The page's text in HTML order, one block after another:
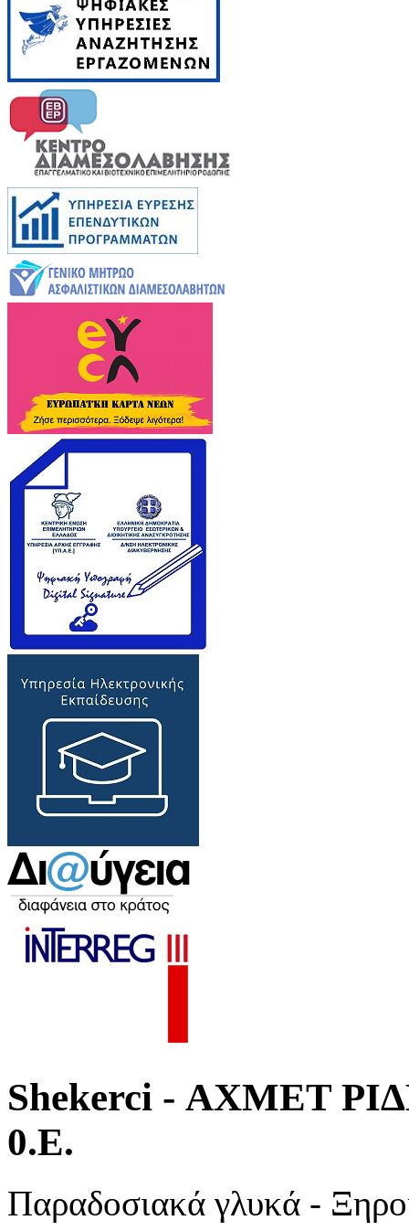
Shekerci - ΑΧΜΕΤ
0.Ε.
Παραδοσιακά γλυκά -